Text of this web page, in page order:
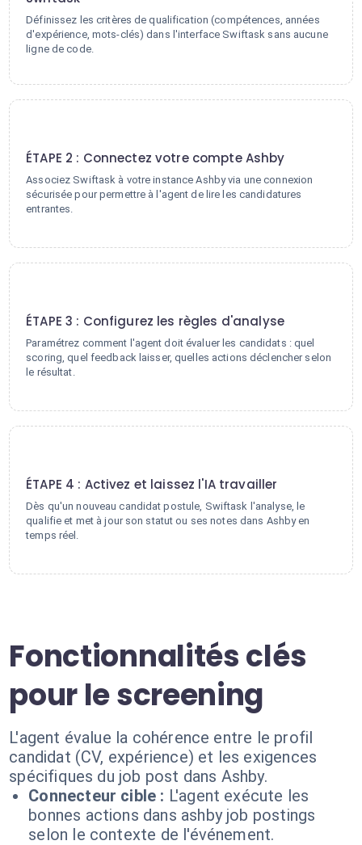
Définissez les critères de qualification (compétences, années
d'expérience, mots-clés) dans l'interface Swiftask sans aucune
ligne de code.
ÉTAPE 2 : Connectez votre compte Ashby
Associez Swiftask à votre instance Ashby via une connexion
sécurisée pour permettre à l'agent de lire les candidatures
entrantes.
ÉTAPE 3 : Configurez les règles d'analyse
Paramétrez comment l'agent doit évaluer les candidats : quel
scoring, quel feedback laisser, quelles actions déclencher selon
le résultat.
ÉTAPE 4 : Activez et laissez l'IA travailler
Dès qu'un nouveau candidat postule, Swiftask l'analyse, le
qualifie et met à jour son statut ou ses notes dans Ashby en
temps réel.
Fonctionnalités clés
pour le screening
L'agent évalue la cohérence entre le profil
candidat (CV, expérience) et les exigences
spécifiques du job post dans Ashby.
Connecteur cible : L'agent exécute les
bonnes actions dans ashby job postings
selon le contexte de l'événement.